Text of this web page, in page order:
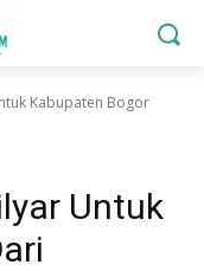
Kabupaten Bogor
Untuk